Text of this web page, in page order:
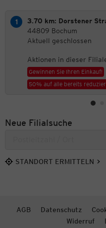
3.70 km: Dorstener
44809 Bochum
Aktuell geschlossen
Aktionen in dieser
Gewinnen Sie Ihren Einkauf!
50% auf alle bereits
Neue Filialsuche
STANDORT ERMITTELN
AGB Datenschutz
Widerruf